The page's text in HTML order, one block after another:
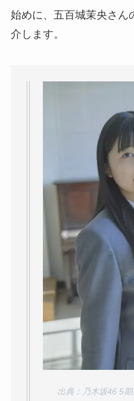
始めに、五百城茉央さん
介します。
出典：乃木坂46 5